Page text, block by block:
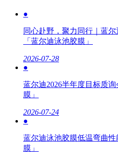
●
同心赴野，聚力同行｜蓝
「蓝尔迪泳池胶膜」
2026-07-28
●
蓝尔迪2026半年度目标质
膜」
2026-07-24
●
蓝尔迪泳池胶膜低温弯曲
膜」